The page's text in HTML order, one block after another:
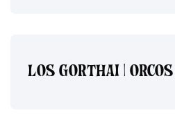
LOS GORTHAI |